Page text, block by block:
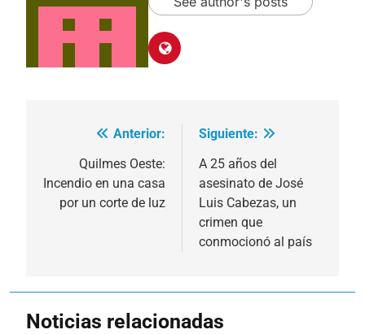
Navegación
entradas
Anterior:
Quilmes Oeste:
Incendio en una casa
por un corte de luz
Siguiente:
A 25 años del
asesinato de José
Luis Cabezas, un
crimen que
conmocionó al país
Noticias relacionadas